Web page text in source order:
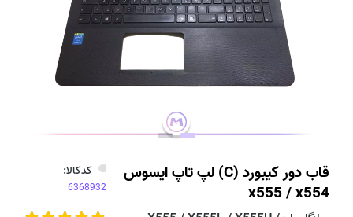
قاب دور کیبورد (C) لپ تاپ ایسوس
x555 / x554
کدکالا: